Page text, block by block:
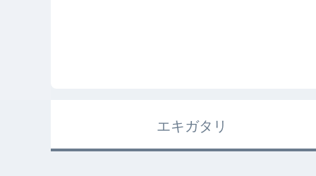
エキガタリ